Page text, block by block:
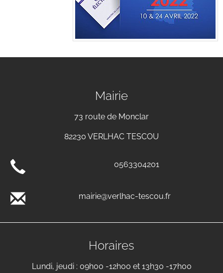
Mairie
73 route de Monclar
82230 VERLHAC TESCOU
0563304201
mairie@verlhac-tescou.fr
Horaires
Lundi, jeudi : 09h00 -12h00 et 13h30 -17h00